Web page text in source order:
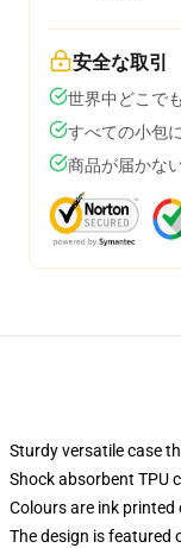
安全な取引
世界中どこで
すべての小包
商品が届かな
Sturdy versatile case
Shock absorbent TPU
Colours are ink
The design is featured